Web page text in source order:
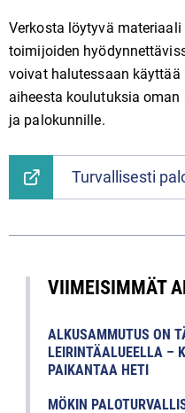
Verkosta löytyvä
toimijoiden
voivat halutessaan
aiheesta koulutuksia
ja palokunnille.
Turvallisesti
VIIMEISIMMÄT
ALKUSAMMUTUS ON
LEIRINTÄALUEELLA –
PAIKANTAA HETI
MÖKIN